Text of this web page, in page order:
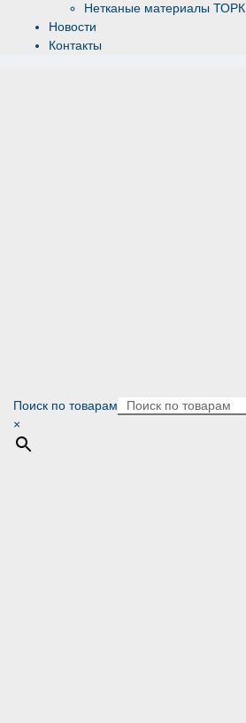
Нетканые материалы ТОРК
Новости
Контакты
Поиск по товарам
×